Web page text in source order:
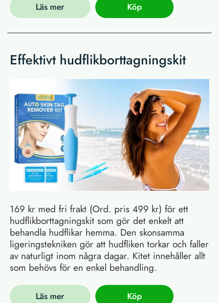
Läs mer Köp
Effektivt hudflikborttagningskit
169 kr med fri frakt (Ord. pris 499 kr) för ett
hudflikborttagningskit som gör det enkelt att
behandla hudflikar hemma. Den skonsamma
ligeringstekniken gör att hudfliken torkar och faller
av naturligt inom några dagar. Kitet innehåller allt
som behövs för en enkel behandling.
Läs mer Köp